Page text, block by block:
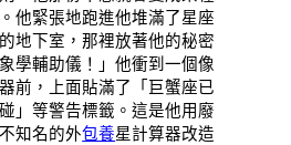
他緊張地跑進他堆滿了星座
地下室，那裡放著他的秘密
學輔助儀！」他衝到一個像
前，上面貼滿了「巨蟹座已
」等警告標籤。這是他用廢
知名的外包養星計算器改造